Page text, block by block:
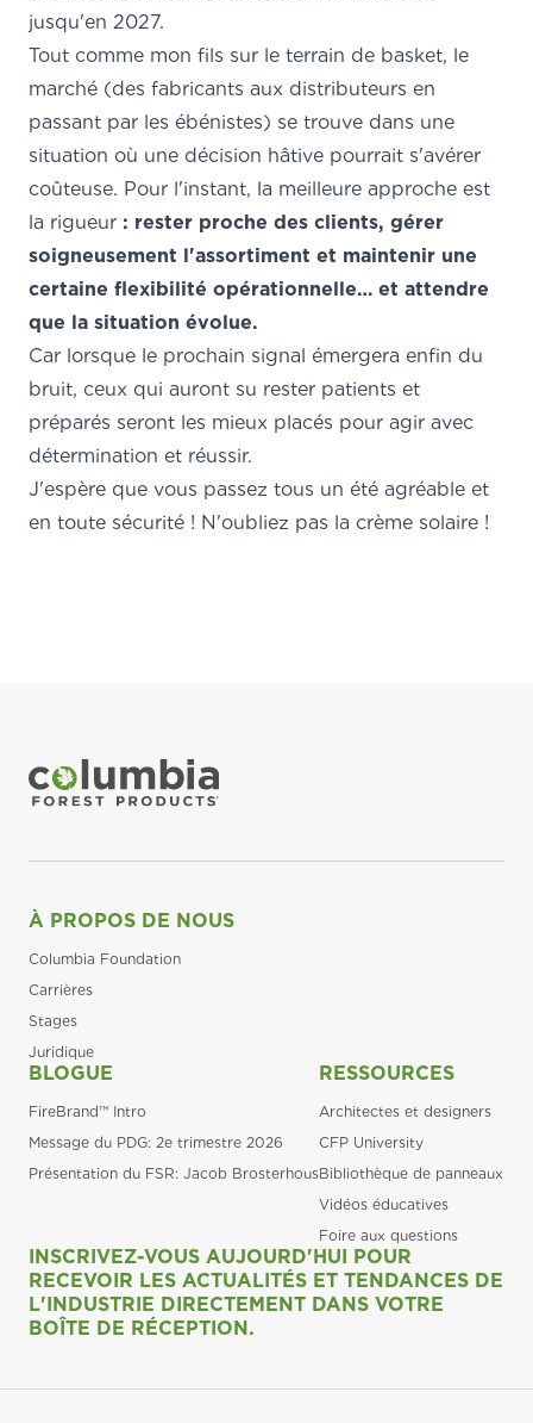
jusqu'en 2027.
Tout comme mon fils sur le terrain de basket, le
marché (des fabricants aux distributeurs en
passant par les ébénistes) se trouve dans une
situation où une décision hâtive pourrait s'avérer
coûteuse. Pour l'instant, la meilleure approche est
la rigueur : rester proche des clients, gérer
soigneusement l'assortiment et maintenir une
certaine flexibilité opérationnelle… et attendre
que la situation évolue.
Car lorsque le prochain signal émergera enfin du
bruit, ceux qui auront su rester patients et
préparés seront les mieux placés pour agir avec
détermination et réussir.
J'espère que vous passez tous un été agréable et
en toute sécurité ! N'oubliez pas la crème solaire !
À PROPOS DE NOUS
Columbia Foundation
Carrières
Stages
Juridique
BLOGUE
FireBrand™ Intro
Message du PDG: 2e trimestre 2026
Présentation du FSR: Jacob Brosterhous
RESSOURCES
Architectes et designers
CFP University
Bibliothèque de panneaux
Vidéos éducatives
Foire aux questions
INSCRIVEZ-VOUS AUJOURD'HUI POUR
RECEVOIR LES ACTUALITÉS ET TENDANCES DE
L'INDUSTRIE DIRECTEMENT DANS VOTRE
BOÎTE DE RÉCEPTION.